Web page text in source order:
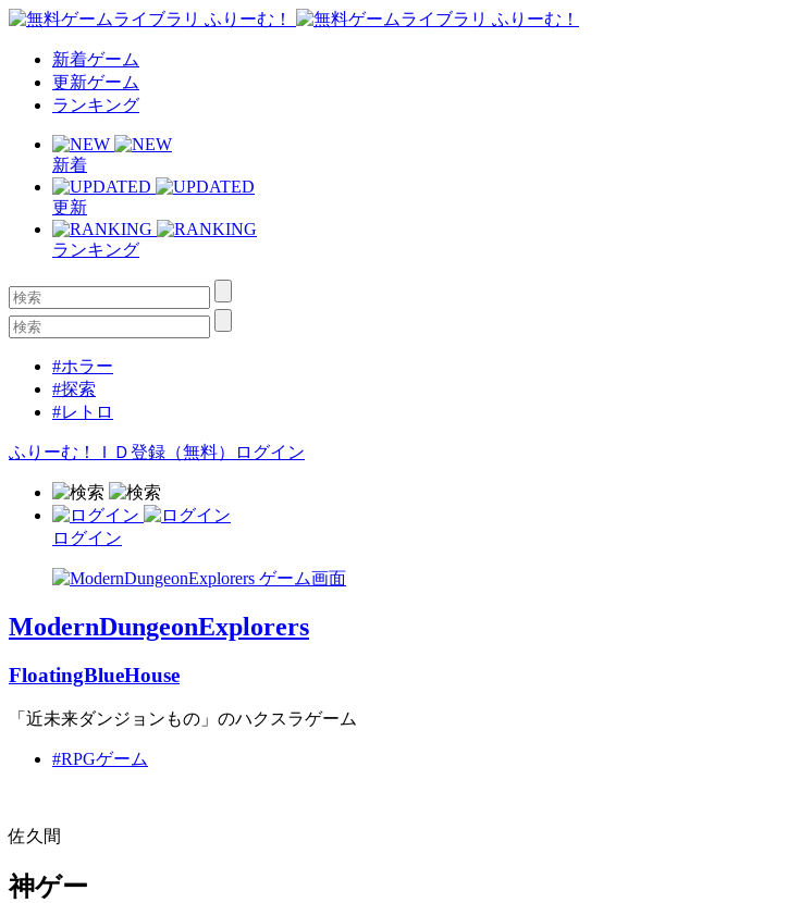
新着ゲーム
更新ゲーム
ランキング
新着
更新
ランキング
#ホラー
#探索
#レトロ
ふりーむ！ＩＤ登録（無料） ログイン
ログイン
ModernDungeonExplorers
FloatingBlueHouse
「近未来ダンジョンもの」のハクスラゲーム
#RPGゲーム
佐久間
神ゲー